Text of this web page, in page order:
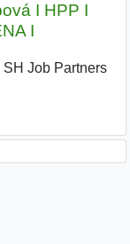
I HPP I
I
SH Job Partners